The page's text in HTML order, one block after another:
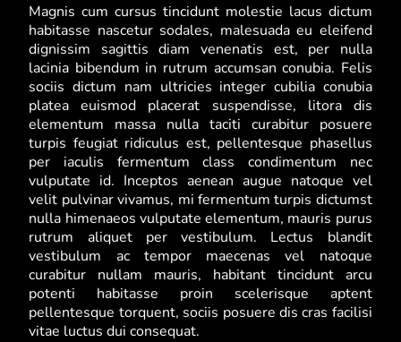
Magnis cum cursus tincidunt molestie lacus dictum
habitasse nascetur sodales, malesuada eu eleifend
dignissim sagittis diam venenatis est, per nulla
lacinia bibendum in rutrum accumsan conubia. Felis
sociis dictum nam ultricies integer cubilia conubia
platea euismod placerat suspendisse, litora dis
elementum massa nulla taciti curabitur posuere
turpis feugiat ridiculus est, pellentesque phasellus
per iaculis fermentum class condimentum nec
vulputate id. Inceptos aenean augue natoque vel
velit pulvinar vivamus, mi fermentum turpis dictumst
nulla himenaeos vulputate elementum, mauris purus
rutrum aliquet per vestibulum. Lectus blandit
vestibulum ac tempor maecenas vel natoque
curabitur nullam mauris, habitant tincidunt arcu
potenti habitasse proin scelerisque aptent
pellentesque torquent, sociis posuere dis cras facilisi
vitae luctus dui consequat.